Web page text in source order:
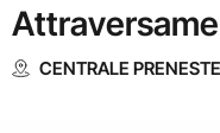
CENTRALE PRENESTE